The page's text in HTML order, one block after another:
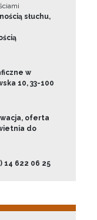
słuchu,
w
10, 33-100
oferta
do
14 622 06 25